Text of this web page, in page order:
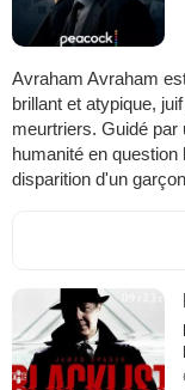
Avraham Avraham
brillant et atypique,
meurtriers. Guidé par
humanité en
disparition d'un